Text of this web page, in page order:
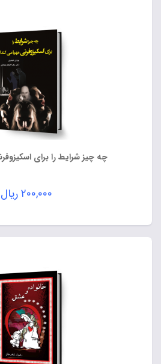
چه چیز شرایط را برای
۲۰۰,۰۰۰ریال